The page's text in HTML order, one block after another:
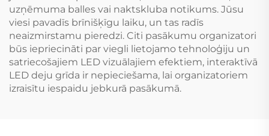
uzņēmuma balles vai naktskluba notikums. Jūsu
viesi pavadīs brīnišķīgu laiku, un tas radīs
neaizmirstamu pieredzi. Citi pasākumu organizatori
būs iepriecināti par viegli lietojamo tehnoloģiju un
satriecošajiem LED vizuālajiem efektiem, interaktīvā
LED deju grīda ir nepieciešama, lai organizatoriem
izraisītu iespaidu jebkurā pasākumā.